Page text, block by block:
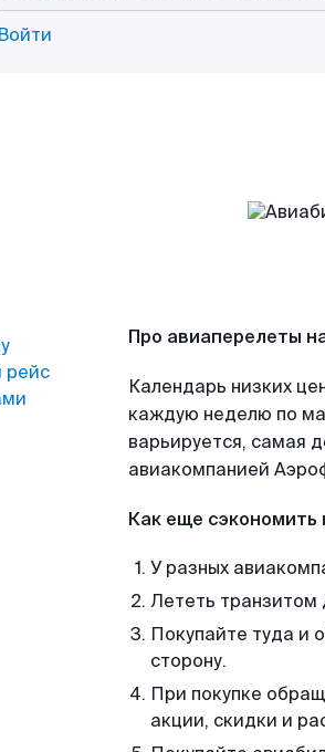
Войти
рейс
Про авиаперелеты
Календарь низких
каждую неделю по
варьируется, самая
авиакомпанией
Как еще сэкономить
У разных
Лететь транзитом
Покупайте туда и
сторону.
При покупке
акции, скидки и